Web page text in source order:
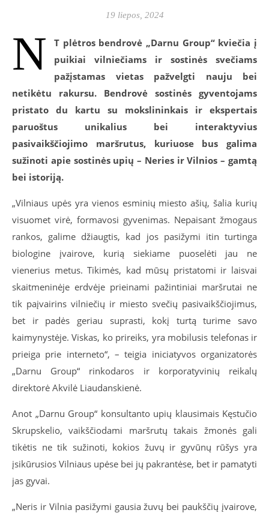
19 liepos, 2024
N
T plėtros bendrovė „Darnu Group“ kviečia į
puikiai vilniečiams ir sostinės svečiams
pažįstamas vietas pažvelgti nauju bei
netikėtu rakursu. Bendrovė sostinės gyventojams
pristato du kartu su mokslininkais ir ekspertais
paruoštus unikalius bei interaktyvius
pasivaikščiojimo maršrutus, kuriuose bus galima
sužinoti apie sostinės upių – Neries ir Vilnios – gamtą
bei istoriją.
„Vilniaus upės yra vienos esminių miesto ašių, šalia kurių
visuomet virė, formavosi gyvenimas. Nepaisant žmogaus
rankos, galime džiaugtis, kad jos pasižymi itin turtinga
biologine įvairove, kurią siekiame puoselėti jau ne
vienerius metus. Tikimės, kad mūsų pristatomi ir laisvai
skaitmeninėje erdvėje prieinami pažintiniai maršrutai ne
tik paįvairins vilniečių ir miesto svečių pasivaikščiojimus,
bet ir padės geriau suprasti, kokį turtą turime savo
kaimynystėje. Viskas, ko prireiks, yra mobilusis telefonas ir
prieiga prie interneto“, – teigia iniciatyvos organizatorės
„Darnu Group“ rinkodaros ir korporatyvinių reikalų
direktorė Akvilė Liaudanskienė.
Anot „Darnu Group“ konsultanto upių klausimais Kęstučio
Skrupskelio, vaikščiodami maršrutų takais žmonės gali
tikėtis ne tik sužinoti, kokios žuvų ir gyvūnų rūšys yra
įsikūrusios Vilniaus upėse bei jų pakrantėse, bet ir pamatyti
jas gyvai.
„Neris ir Vilnia pasižymi gausia žuvų bei paukščių įvairove,